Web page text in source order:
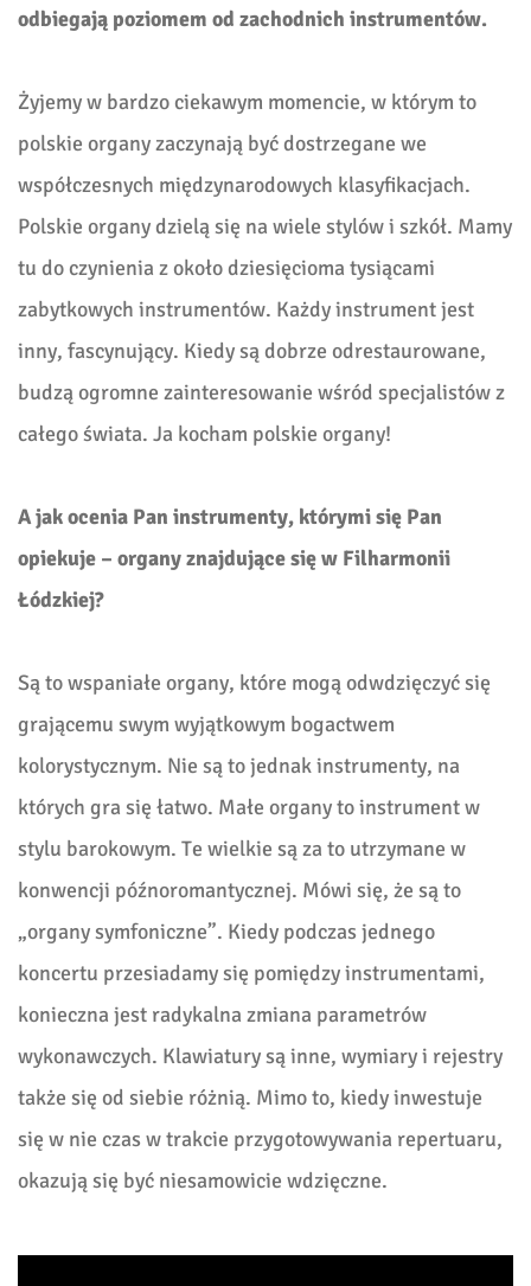
odbiegają poziomem od zachodnich instrumentów.
Żyjemy w bardzo ciekawym momencie, w którym to
polskie organy zaczynają być dostrzegane we
współczesnych międzynarodowych klasyfikacjach.
Polskie organy dzielą się na wiele stylów i szkół. Mamy
tu do czynienia z około dziesięcioma tysiącami
zabytkowych instrumentów. Każdy instrument jest
inny, fascynujący. Kiedy są dobrze odrestaurowane,
budzą ogromne zainteresowanie wśród specjalistów z
całego świata. Ja kocham polskie organy!
A jak ocenia Pan instrumenty, którymi się Pan
opiekuje – organy znajdujące się w Filharmonii
Łódzkiej?
Są to wspaniałe organy, które mogą odwdzięczyć się
grającemu swym wyjątkowym bogactwem
kolorystycznym. Nie są to jednak instrumenty, na
których gra się łatwo. Małe organy to instrument w
stylu barokowym. Te wielkie są za to utrzymane w
konwencji późnoromantycznej. Mówi się, że są to
„organy symfoniczne”. Kiedy podczas jednego
koncertu przesiadamy się pomiędzy instrumentami,
konieczna jest radykalna zmiana parametrów
wykonawczych. Klawiatury są inne, wymiary i rejestry
także się od siebie różnią. Mimo to, kiedy inwestuje
się w nie czas w trakcie przygotowywania repertuaru,
okazują się być niesamowicie wdzięczne.